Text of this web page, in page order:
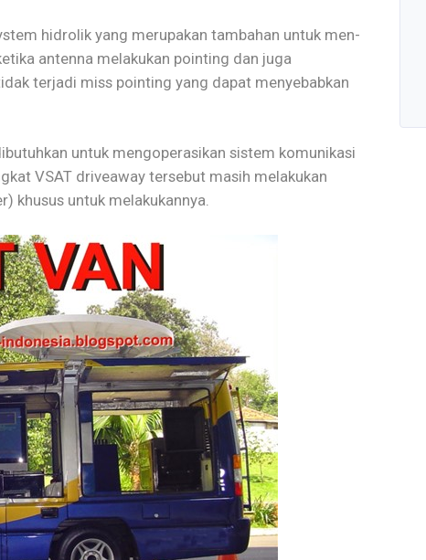
hidrolik yang merupakan tambahan untuk men-
antenna melakukan pointing dan juga
terjadi miss pointing yang dapat menyebabkan
untuk mengoperasikan sistem komunikasi
VSAT driveaway tersebut masih melakukan
khusus untuk melakukannya.